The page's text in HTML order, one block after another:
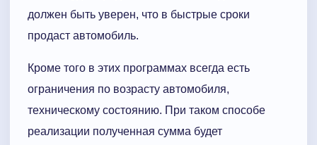
должен быть уверен, что в быстрые сроки
продаст автомобиль.
Кроме того в этих программах всегда есть
ограничения по возрасту автомобиля,
техническому состоянию. При таком способе
реализации полученная сумма будет